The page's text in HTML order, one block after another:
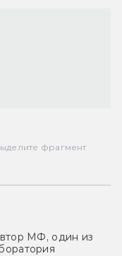
фрагмент
МФ, один из